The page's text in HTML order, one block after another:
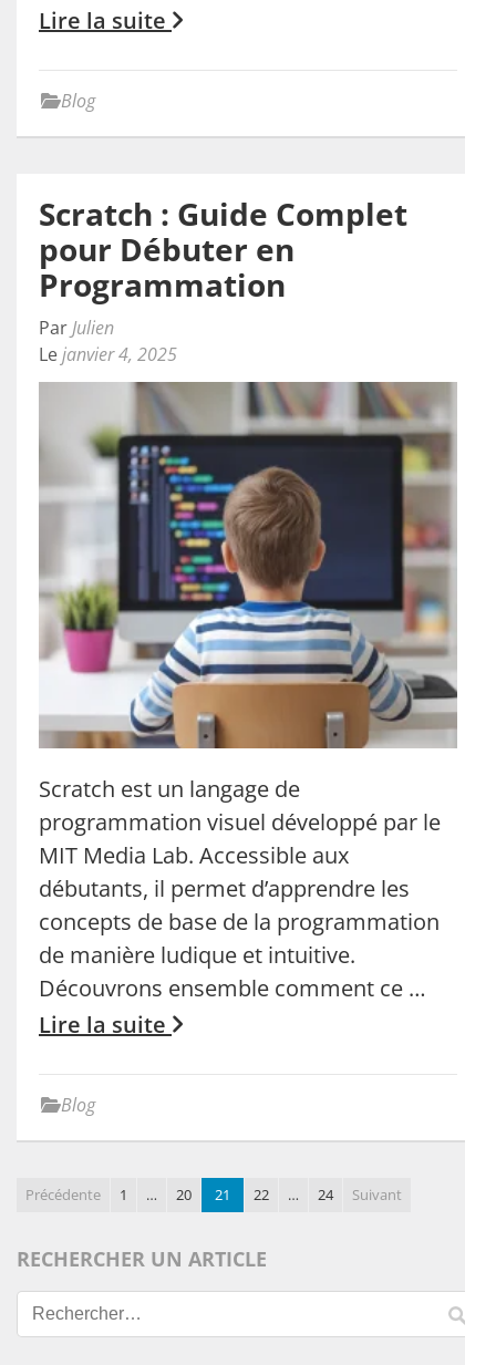
Lire la suite
Blog
Scratch : Guide Complet
pour Débuter en
Programmation
ParJulien
Lejanvier 4, 2025
Scratch est un langage de
programmation visuel développé par le
MIT Media Lab. Accessible aux
débutants, il permet d’apprendre les
concepts de base de la programmation
de manière ludique et intuitive.
Découvrons ensemble comment ce …
Lire la suite
Blog
Précédente 1 … 20 21 22 … 24 Suivant
RECHERCHER UN ARTICLE
Rechercher :